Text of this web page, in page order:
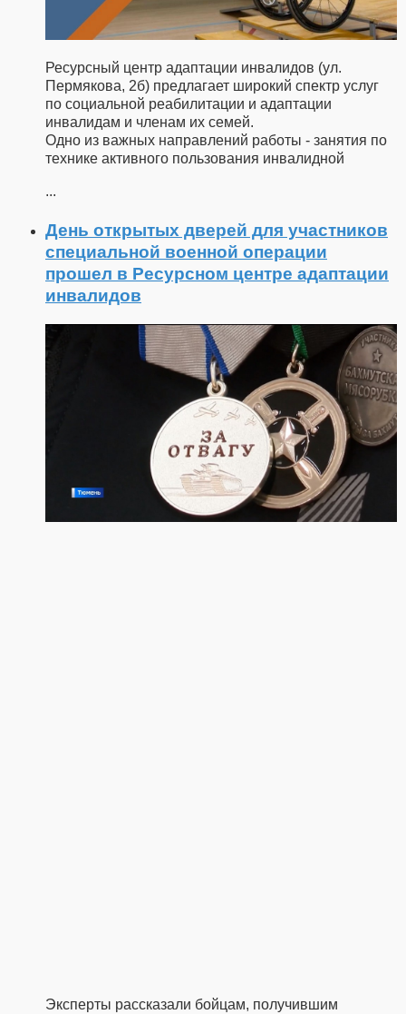
Ресурсный центр адаптации инвалидов (ул.
Пермякова, 2б) предлагает широкий спектр услуг
по социальной реабилитации и адаптации
инвалидам и членам их семей.
Одно из важных направлений работы - занятия по
технике активного пользования инвалидной
...
День открытых дверей для участников
специальной военной операции
прошел в Ресурсном центре адаптации
инвалидов
Эксперты рассказали бойцам, получившим